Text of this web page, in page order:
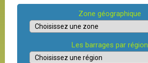
Zone géographique
Les barrages par région